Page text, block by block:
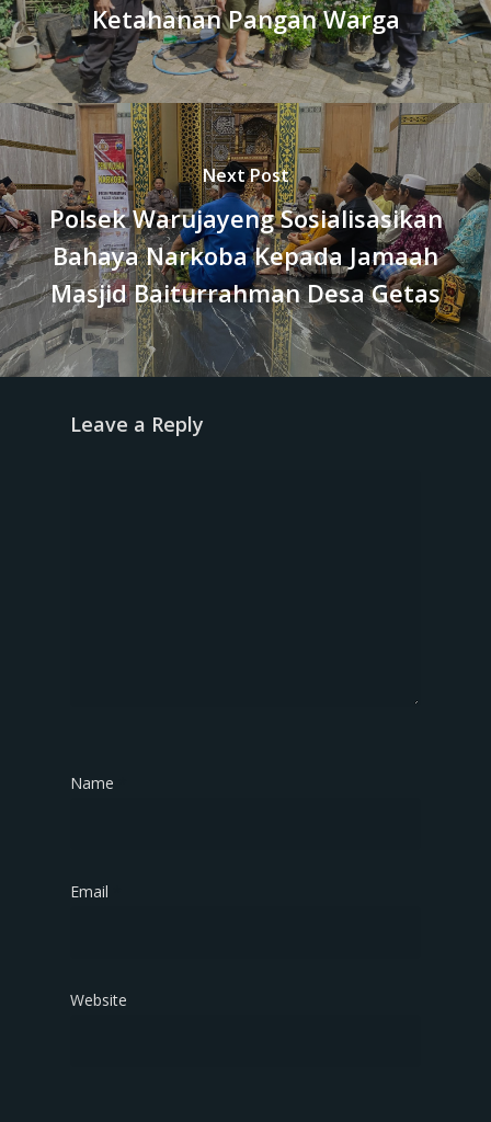
Ketahanan Pangan Warga
Next Post
Polsek Warujayeng Sosialisasikan
Bahaya Narkoba Kepada Jamaah
Masjid Baiturrahman Desa Getas
Leave a Reply
Name
Email
Website